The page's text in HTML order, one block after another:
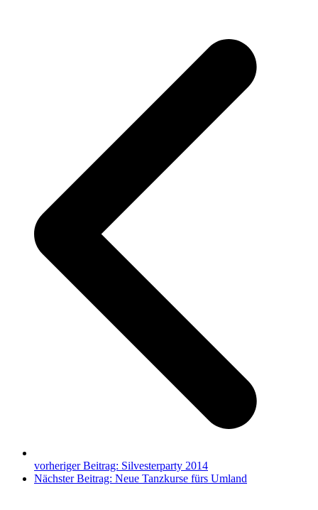
vorheriger Beitrag: Silvesterparty 2014
Nächster Beitrag: Neue Tanzkurse fürs Umland